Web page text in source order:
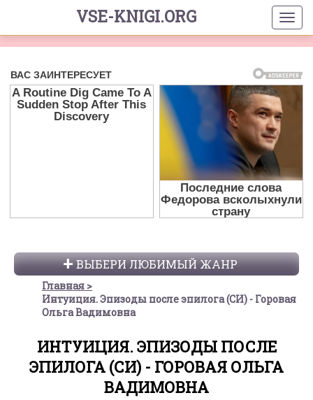
VSE-KNIGI.ORG
ВЫБЕРИ ЛЮБИМЫЙ ЖАНР
Главная
Интуиция. Эпизоды после эпилога (СИ) - Горовая
Ольга Вадимовна
ИНТУИЦИЯ. ЭПИЗОДЫ ПОСЛЕ
ЭПИЛОГА (СИ) - ГОРОВАЯ ОЛЬГА
ВАДИМОВНА